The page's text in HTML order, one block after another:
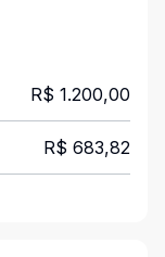
R$ 1.200,00
R$ 683,82